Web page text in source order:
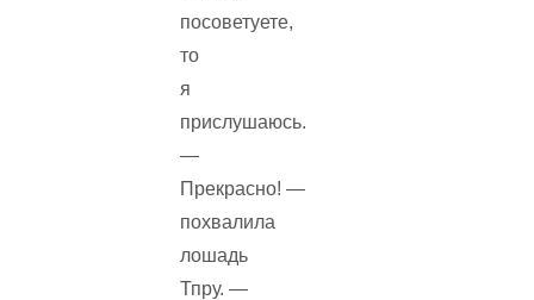
посоветуете,
то
я
прислушаюсь.
—
Прекрасно! —
похвалила
лошадь
Тпру. —